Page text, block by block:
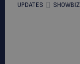
UPDATES SHOWBIZ